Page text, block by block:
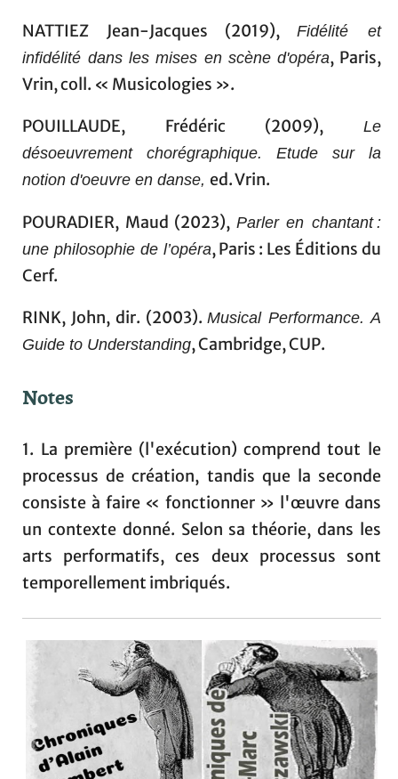
NATTIEZ Jean-Jacques (2019),Fidélité et
infidélité dans les mises en scène d'opéra, Paris,
Vrin, coll. « Musicologies ».
POUILLAUDE, Frédéric (2009), Le
désoeuvrement chorégraphique. Etude sur la
notion d'oeuvre en danse, ed. Vrin.
POURADIER, Maud (2023), Parler en chantant :
une philosophie de l’opéra, Paris : Les Éditions du
Cerf.
RINK, John, dir. (2003).Musical Performance. A
Guide to Understanding, Cambridge, CUP.
Notes
1. La première (l'exécution) comprend tout le
processus de création, tandis que la seconde
consiste à faire « fonctionner » l'œuvre dans
un contexte donné. Selon sa théorie, dans les
arts performatifs, ces deux processus sont
temporellement imbriqués.